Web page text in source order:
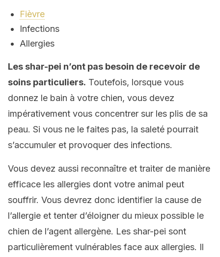
Fièvre
Infections
Allergies
Les shar-pei n’ont pas besoin de recevoir de
soins particuliers. Toutefois, lorsque vous
donnez le bain à votre chien, vous devez
impérativement vous concentrer sur les plis de sa
peau. Si vous ne le faites pas, la saleté pourrait
s’accumuler et provoquer des infections.
Vous devez aussi reconnaître et traiter de manière
efficace les allergies dont votre animal peut
souffrir. Vous devrez donc identifier la cause de
l’allergie et tenter d’éloigner du mieux possible le
chien de l’agent allergène. Les shar-pei sont
particulièrement vulnérables face aux allergies. Il